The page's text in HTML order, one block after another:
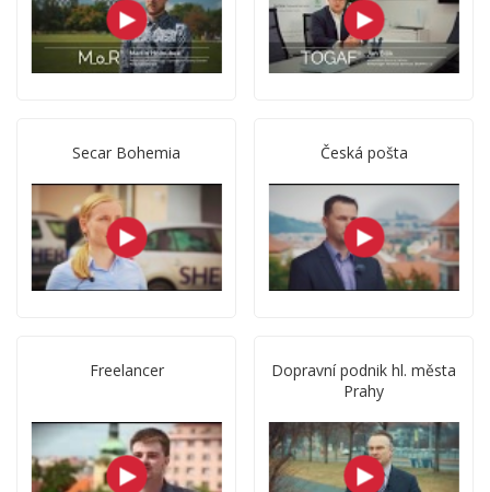
Secar Bohemia Česká pošta
Freelancer
Dopravní podnik hl. města
Prahy